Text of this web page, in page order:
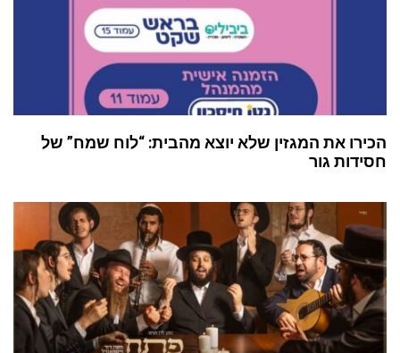
הכירו את המגזין שלא יוצא מהבית: “לוח שמח” של
חסידות גור